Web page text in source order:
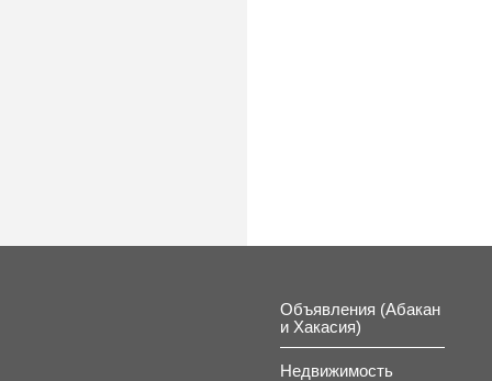
Объявления (Абакан
и Хакасия)
Недвижимость